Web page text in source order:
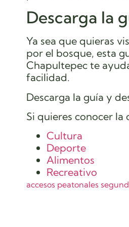
Descarga la
Ya sea que quieras
por el bosque, esta
Chapultepec te
facilidad.
Descarga la guía y
Si quieres conocer la
Cultura
Deporte
Alimentos
Recreativo
accesos peatonales